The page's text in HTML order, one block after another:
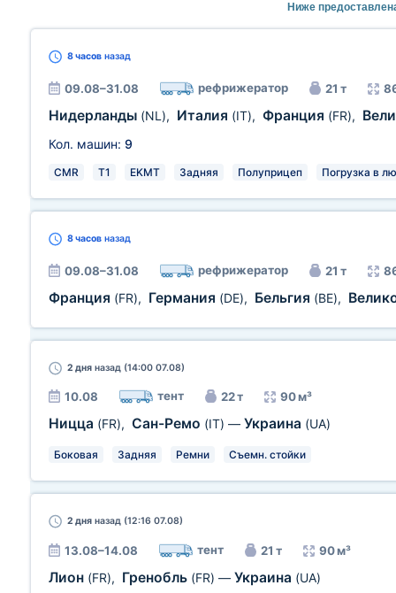
Ниже
8 часов назад
09.08–31.08 рефрижератор 21 т
Нидерланды (NL), Италия (IT), Франция (FR),
Кол. машин: 9
CMR T1 EKMT Задняя Полуприцеп Погрузка в
8 часов назад
09.08–31.08 рефрижератор 21 т
Франция (FR), Германия (DE), Бельгия (BE),
2 дня назад (14:00 07.08)
10.08 тент 22 т 90 м³
Ницца (FR), Сан-Ремо (IT) — Украина (UA)
Боковая Задняя Ремни Съемн. стойки
2 дня назад (12:16 07.08)
13.08–14.08 тент 21 т 90 м³
Лион (FR), Гренобль (FR) — Украина (UA)